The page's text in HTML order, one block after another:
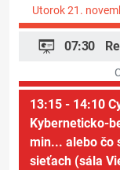
Utorok 21.
07:30
13:15 - 14:10
Kyberneticko-
min... alebo čo
sieťach (sála